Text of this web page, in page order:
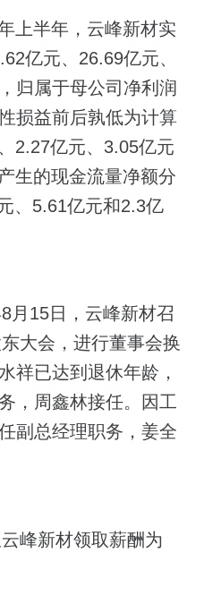
上半年，云峰新材实
亿元、26.69亿元、
归属于母公司净利润
损益前后孰低为计算
2.27亿元、3.05亿元
生的现金流量净额分
、5.61亿元和2.3亿
月15日，云峰新材召
大会，进行董事会换
祥已达到退休年龄，
，周鑫林接任。因工
副总经理职务，姜全
峰新材领取薪酬为